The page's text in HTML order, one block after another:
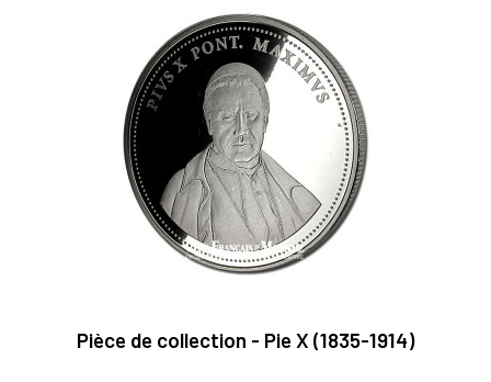
Pièce de collection - Pie X (1835-1914)